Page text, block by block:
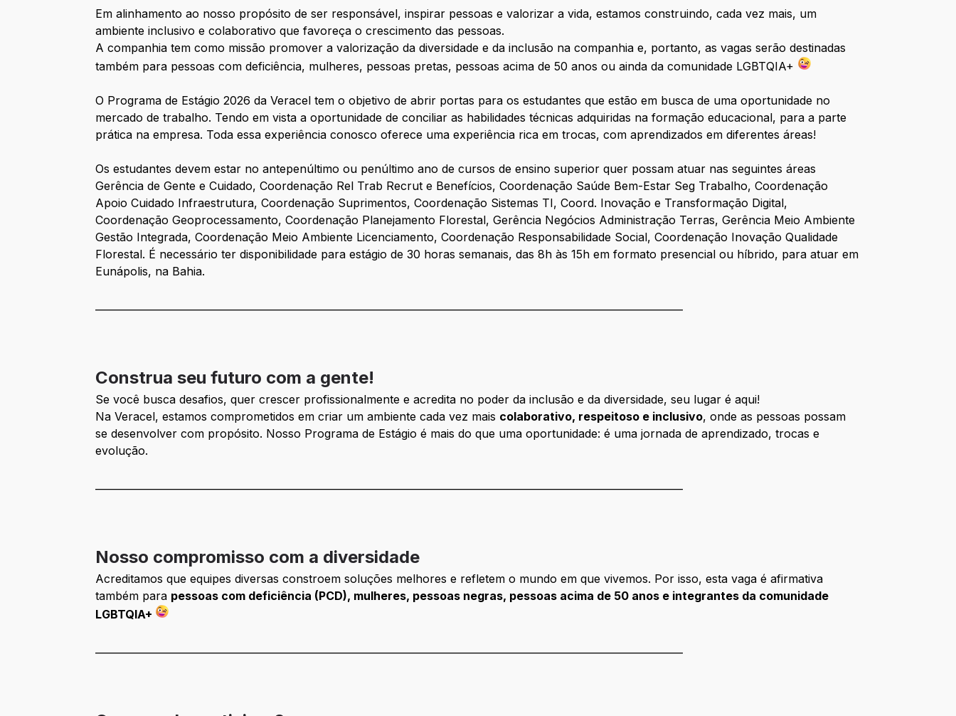
Em alinhamento ao nosso propósito de ser responsável, inspirar pessoas e valorizar a vida, estamos construindo, cada vez mais, um
ambiente inclusivo e colaborativo que favoreça o crescimento das pessoas.
A companhia tem como missão promover a valorização da diversidade e da inclusão na companhia e, portanto, as vagas serão destinadas
também para pessoas com deficiência, mulheres, pessoas pretas, pessoas acima de 50 anos ou ainda da comunidade LGBTQIA+
O Programa de Estágio 2026 da Veracel tem o objetivo de abrir portas para os estudantes que estão em busca de uma oportunidade no
mercado de trabalho. Tendo em vista a oportunidade de conciliar as habilidades técnicas adquiridas na formação educacional, para a parte
prática na empresa. Toda essa experiência conosco oferece uma experiência rica em trocas, com aprendizados em diferentes áreas!
Os estudantes devem estar no antepenúltimo ou penúltimo ano de cursos de ensino superior quer possam atuar nas seguintes áreas
Gerência de Gente e Cuidado, Coordenação Rel Trab Recrut e Benefícios, Coordenação Saúde Bem-Estar Seg Trabalho, Coordenação
Apoio Cuidado Infraestrutura, Coordenação Suprimentos, Coordenação Sistemas TI, Coord. Inovação e Transformação Digital,
Coordenação Geoprocessamento, Coordenação Planejamento Florestal, Gerência Negócios Administração Terras, Gerência Meio Ambiente
Gestão Integrada, Coordenação Meio Ambiente Licenciamento, Coordenação Responsabilidade Social, Coordenação Inovação Qualidade
Florestal. É necessário ter disponibilidade para estágio de 30 horas semanais, das 8h às 15h em formato presencial ou híbrido, para atuar em
Eunápolis, na Bahia.
Construa seu futuro com a gente!
Se você busca desafios, quer crescer profissionalmente e acredita no poder da inclusão e da diversidade, seu lugar é aqui!
Na Veracel, estamos comprometidos em criar um ambiente cada vez mais colaborativo, respeitoso e inclusivo, onde as pessoas possam
se desenvolver com propósito. Nosso Programa de Estágio é mais do que uma oportunidade: é uma jornada de aprendizado, trocas e
evolução.
Nosso compromisso com a diversidade
Acreditamos que equipes diversas constroem soluções melhores e refletem o mundo em que vivemos. Por isso, esta vaga é afirmativa
também para pessoas com deficiência (PCD), mulheres, pessoas negras, pessoas acima de 50 anos e integrantes da comunidade
LGBTQIA+